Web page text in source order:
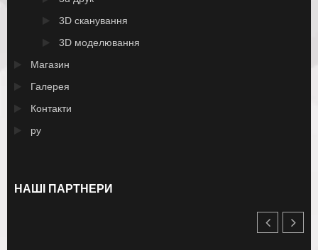
3D сканування
3D моделювання
Магазин
Галерея
Контакти
ру
НАШІ ПАРТНЕРИ